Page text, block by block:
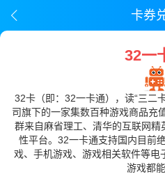
卡券
32一
32卡（即：32一卡通），读“三二
司旗下的一家集数百种游戏商品充
群来自麻省理工、清华的互联网
性平台。32一卡通支持国内目前
戏、手机游戏、游戏相关软件等
游戏都能